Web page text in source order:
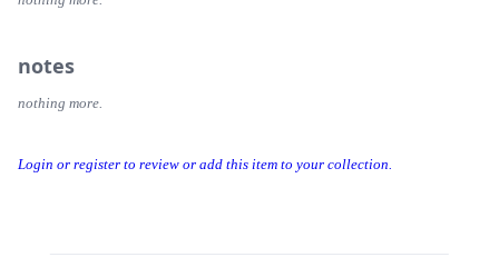
Login or register to review or add this item to your collection.
notes
nothing more.